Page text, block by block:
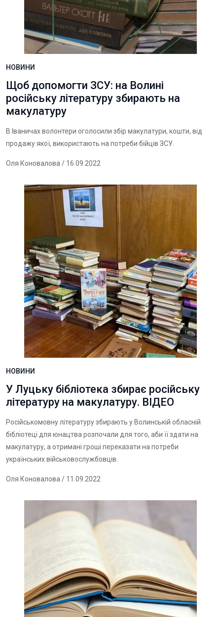
НОВИНИ
Щоб допомогти ЗСУ: на Волині
російську літературу збирають на
макулатуру
В Іваничах волонтери оголосили збір макулатури, кошти, від
продажу якої, використають на потреби бійців ЗСУ.
Оля Коновалова / 16.09.2022
НОВИНИ
У Луцьку бібліотека збирає російську
літературу на макулатуру. ВІДЕО
Російськомовну літературу збирають у Волинській обласній
бібліотеці для юнацтва розпочали для того, аби її здати на
макулатуру, а отримані гроші переказати на потреби
українських військовослужбовців.
Оля Коновалова / 11.09.2022